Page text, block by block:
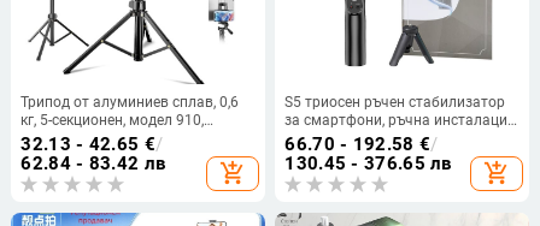
Трипод от алуминиев сплав, 0,6
кг, 5-секционен, модел 910,
сферичен пан-наклон PTZ
32.13 - 42.65 €/
62.84 - 83.42 лв
add_shopping_cart
S5 триосен ръчен стабилизатор
за смартфони, ръчна инсталация,
съвместим с телефони до 6,5
инча, хоризонтален ъгъл на
завъртане 330°, ограничение на
въртенето 160°, тегло 700 г
66.70 - 192.58 €/
130.45 - 376.65 лв
add_shopping_cart